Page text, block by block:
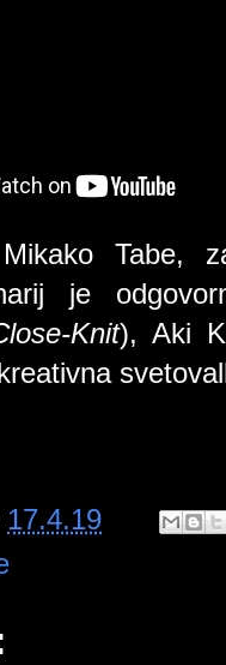
Tabe,
je
Knit), Aki
17.4.19